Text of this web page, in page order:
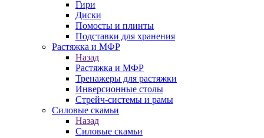
Гири
Диски
Помосты и плинты
Подставки для хранения
Растяжка и МФР
Назад
Растяжка и МФР
Тренажеры для растяжки
Инверсионные столы
Стрейч-системы и рамы
Силовые скамьи
Назад
Силовые скамьи